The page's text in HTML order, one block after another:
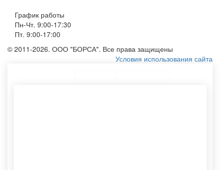
График работы
Пн-Чт. 9:00-17:30
Пт. 9:00-17:00
© 2011-2026. ООО "БОРСА". Все права защищены
Условия использования сайта